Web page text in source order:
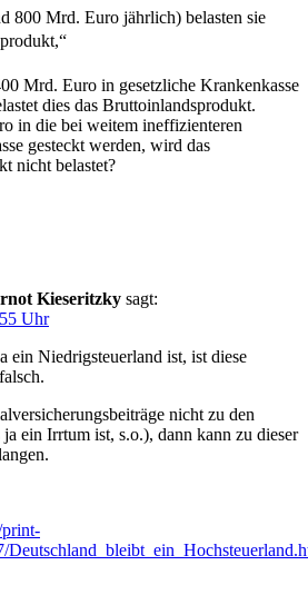
800 Mrd. Euro jährlich) belasten sie
Mrd. Euro in gesetzliche Krankenkasse
dies das Bruttoinlandsprodukt.
in die bei weitem ineffizienteren
gesteckt werden, wird das
nicht belastet?
Kieseritzky sagt:
Uhr
ein Niedrigsteuerland ist, ist diese
nicht zu den
ja ein Irrtum ist, s.o.), dann kann zu dieser